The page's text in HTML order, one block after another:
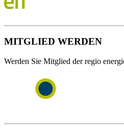
MITGLIED WERDEN
Werden Sie Mitglied der regio